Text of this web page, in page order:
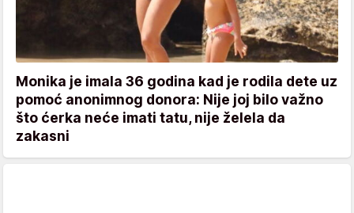
Monika je imala 36 godina kad je rodila dete uz
pomoć anonimnog donora: Nije joj bilo važno
što ćerka neće imati tatu, nije želela da
zakasni